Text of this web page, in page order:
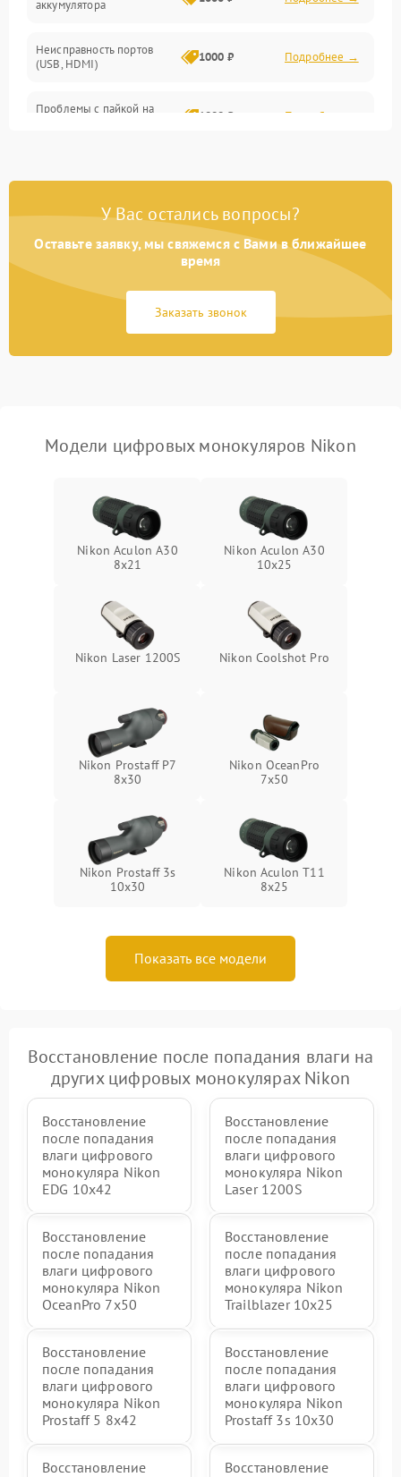
аккумулятора
Неисправность портов
(USB, HDMI)
1000 ₽ Подробнее →
Проблемы с пайкой на
1000 ₽ Подробнее →
процессора
Повреждение внутренних
проводов
500 ₽
Неисправность Wi-
Fi/Bluetooth модуля
1500 ₽
изображения
Проблемы с заземлением Подробнее →
Повреждение печатной
Подробнее →
Неисправность кнопок
Подробнее →
У Вас остались вопросы?
Оставьте заявку, мы свяжемся с Вами в ближайшее
время
Заказать звонок
Модели цифровых монокуляров Nikon
Nikon Aculon A30
8x21
Nikon Aculon A30
10x25
Nikon Laser 1200S Nikon Coolshot Pro
Nikon Prostaff P7
8x30
Nikon OceanPro
7x50
Nikon Prostaff 3s
10x30
Nikon Aculon T11
8x25
Показать все модели
Восстановление после попадания влаги на
других цифровых монокулярах Nikon
Восстановление
после попадания
влаги цифрового
монокуляра Nikon
EDG 10x42
Восстановление
после попадания
влаги цифрового
монокуляра Nikon
Laser 1200S
Восстановление
после попадания
влаги цифрового
монокуляра Nikon
OceanPro 7x50
Восстановление
после попадания
влаги цифрового
монокуляра Nikon
Trailblazer 10x25
Восстановление
после попадания
влаги цифрового
монокуляра Nikon
Prostaff 5 8x42
Восстановление
после попадания
влаги цифрового
монокуляра Nikon
Prostaff 3s 10x30
Восстановление
Восстановление